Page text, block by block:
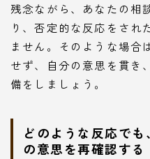
残念ながら、あなたの相
り、否定的な反応をされ
ません。そのような場合
せず、自分の意思を貫き
備をしましょう。
どのような反応で
の意思を再確認する